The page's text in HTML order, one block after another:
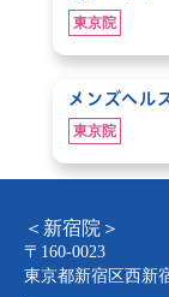
東京院
メンズヘル
東京院
＜新宿院＞
〒160-0023
東京都新宿区西新